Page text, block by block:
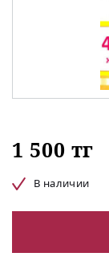
1 500 тг
В наличии